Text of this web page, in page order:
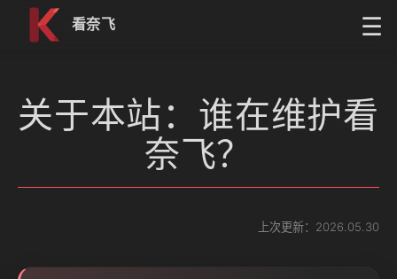
跳到内容
看奈飞 ☰
关于本站：谁在维护看
奈飞？
上次更新：2026.05.30